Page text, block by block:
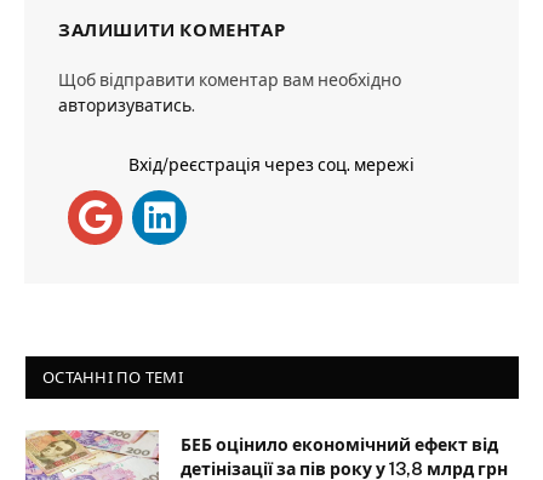
ЗАЛИШИТИ КОМЕНТАР
Щоб відправити коментар вам необхідно
авторизуватись.
Вхід/реєстрація через соц. мережі
ОСТАННІ ПО ТЕМІ
БЕБ оцінило економічний ефект від
детінізації за пів року у 13,8 млрд грн